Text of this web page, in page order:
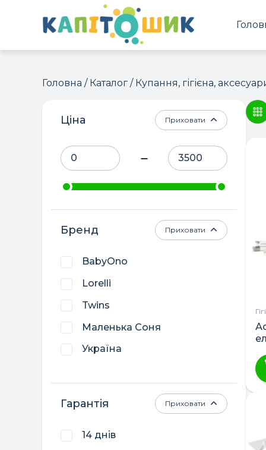
Головна / Каталог / Купання, гігієна,
Ціна Приховати
Бренд
BabyOno
Lorelli
Twins
Маленька Соня
Україна
Приховати
Гарантія
14 днів
Приховати